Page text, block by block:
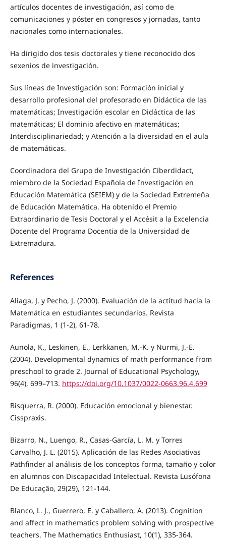
artículos docentes de investigación, así como de
comunicaciones y póster en congresos y jornadas, tanto
nacionales como internacionales.
Ha dirigido dos tesis doctorales y tiene reconocido dos
sexenios de investigación.
Sus líneas de Investigación son: Formación inicial y
desarrollo profesional del profesorado en Didáctica de las
matemáticas; Investigación escolar en Didáctica de las
matemáticas; El dominio afectivo en matemáticas;
Interdisciplinariedad; y Atención a la diversidad en el aula
de matemáticas.
Coordinadora del Grupo de Investigación Ciberdidact,
miembro de la Sociedad Española de Investigación en
Educación Matemática (SEIEM) y de la Sociedad Extremeña
de Educación Matemática. Ha obtenido el Premio
Extraordinario de Tesis Doctoral y el Accésit a la Excelencia
Docente del Programa Docentia de la Universidad de
Extremadura.
References
Aliaga, J. y Pecho, J. (2000). Evaluación de la actitud hacia la
Matemática en estudiantes secundarios. Revista
Paradigmas, 1 (1-2), 61-78.
Aunola, K., Leskinen, E., Lerkkanen, M.-K. y Nurmi, J.-E.
(2004). Developmental dynamics of math performance from
preschool to grade 2. Journal of Educational Psychology,
96(4), 699–713. https://doi.org/10.1037/0022-0663.96.4.699
Bisquerra, R. (2000). Educación emocional y bienestar.
Cisspraxis.
Bizarro, N., Luengo, R., Casas-García, L. M. y Torres
Carvalho, J. L. (2015). Aplicación de las Redes Asociativas
Pathfinder al análisis de los conceptos forma, tamaño y color
en alumnos con Discapacidad Intelectual. Revista Lusófona
De Educação, 29(29), 121-144.
Blanco, L. J., Guerrero, E. y Caballero, A. (2013). Cognition
and affect in mathematics problem solving with prospective
teachers. The Mathematics Enthusiast, 10(1), 335-364.